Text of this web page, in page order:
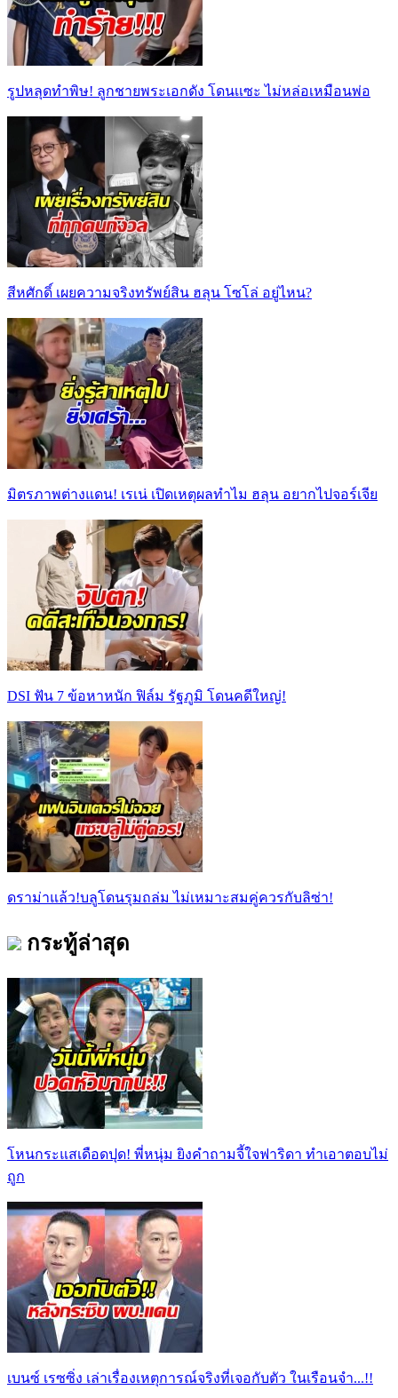
รูปหลุดทำพิษ! ลูกชายพระเอกดัง โดนเเซะ ไม่หล่อเหมือนพ่อ
สีหศักดิ์ เผยความจริงทรัพย์สิน ฮลุน โซโล่ อยู่ไหน?
มิตรภาพต่างแดน! เรเน่ เปิดเหตุผลทำไม ฮลุน อยากไปจอร์เจีย
DSI ฟัน 7 ข้อหาหนัก ฟิล์ม รัฐภูมิ โดนคดีใหญ่!
ดราม่าแล้ว!บลูโดนรุมถล่ม ไม่เหมาะสมคู่ควรกับลิซ่า!
กระทู้ล่าสุด
โหนกระแสเดือดปุด! พี่หนุ่ม ยิงคำถามจี้ใจฟาริดา ทำเอาตอบไม่
ถูก
เบนซ์ เรซซิ่ง เล่าเรื่องเหตุการณ์จริงที่เจอกับตัว ในเรือนจำ...!!